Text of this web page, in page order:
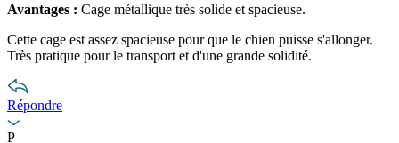
Avantages : Cage métallique très solide et spacieuse.
Cette cage est assez spacieuse pour que le chien puisse s'allonger.
Très pratique pour le transport et d'une grande solidité.
Répondre
P